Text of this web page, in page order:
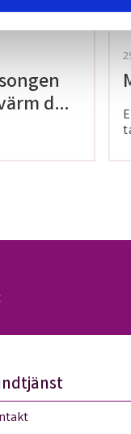
dig